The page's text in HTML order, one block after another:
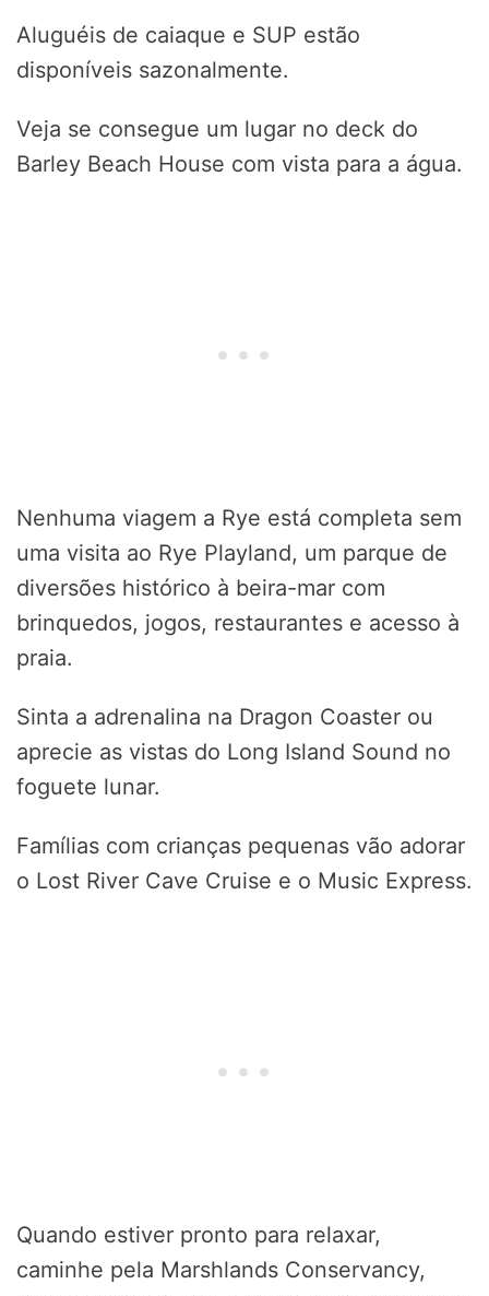
Aluguéis de caiaque e SUP estão
disponíveis sazonalmente.
Veja se consegue um lugar no deck do
Barley Beach House com vista para a água.
Nenhuma viagem a Rye está completa sem
uma visita ao Rye Playland, um parque de
diversões histórico à beira-mar com
brinquedos, jogos, restaurantes e acesso à
praia.
Sinta a adrenalina na Dragon Coaster ou
aprecie as vistas do Long Island Sound no
foguete lunar.
Famílias com crianças pequenas vão adorar
o Lost River Cave Cruise e o Music Express.
Quando estiver pronto para relaxar,
caminhe pela Marshlands Conservancy,